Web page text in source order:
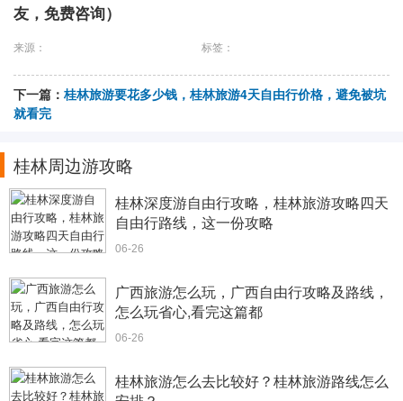
友，免费咨询）
来源： 标签：
下一篇： 桂林旅游要花多少钱，桂林旅游4天自由行价格，避免被坑
就看完
桂林周边游攻略
桂林深度游自由行攻略，桂林旅游攻略四天
自由行路线，这一份攻略
06-26
广西旅游怎么玩，广西自由行攻略及路线，
怎么玩省心,看完这篇都
06-26
桂林旅游怎么去比较好？桂林旅游路线怎么